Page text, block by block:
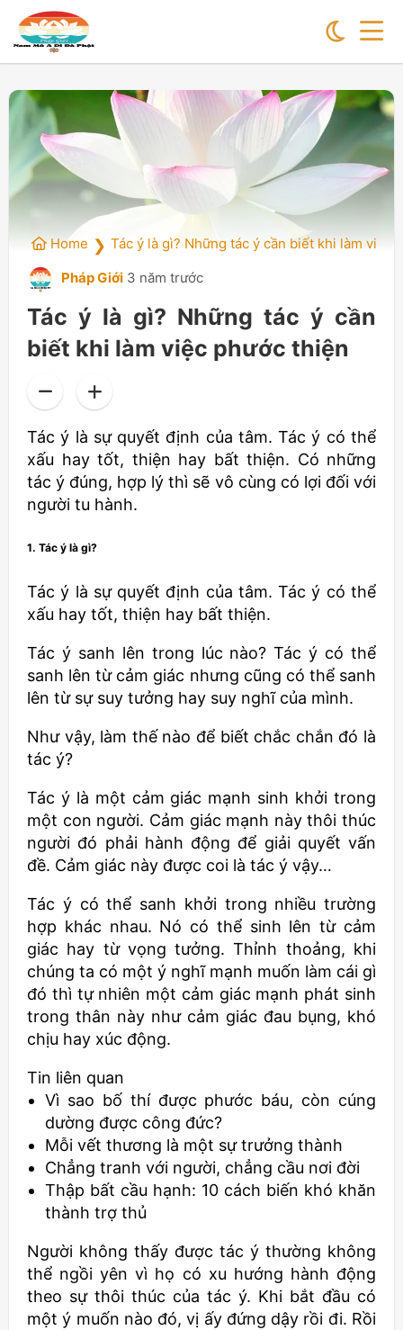
Home ❯ Tác ý là gì? Những tác ý cần biết khi làm việc
Pháp Giới 3 năm trước
Tác ý là gì? Những tác ý cần
biết khi làm việc phước thiện
Tác ý là sự quyết định của tâm. Tác ý có thể
xấu hay tốt, thiện hay bất thiện. Có những
tác ý đúng, hợp lý thì sẽ vô cùng có lợi đối với
người tu hành.
1. Tác ý là gì?
Tác ý là sự quyết định của tâm. Tác ý có thể
xấu hay tốt, thiện hay bất thiện.
Tác ý sanh lên trong lúc nào? Tác ý có thể
sanh lên từ cảm giác nhưng cũng có thể sanh
lên từ sự suy tưởng hay suy nghĩ của mình.
Như vậy, làm thế nào để biết chắc chắn đó là
tác ý?
Tác ý là một cảm giác mạnh sinh khởi trong
một con người. Cảm giác mạnh này thôi thúc
người đó phải hành động để giải quyết vấn
đề. Cảm giác này được coi là tác ý vậy…
Tác ý có thể sanh khởi trong nhiều trường
hợp khác nhau. Nó có thể sinh lên từ cảm
giác hay từ vọng tưởng. Thỉnh thoảng, khi
chúng ta có một ý nghĩ mạnh muốn làm cái gì
đó thì tự nhiên một cảm giác mạnh phát sinh
trong thân này như cảm giác đau bụng, khó
chịu hay xúc động.
Tin liên quan
Vì sao bố thí được phước báu, còn cúng
dường được công đức?
Mỗi vết thương là một sự trưởng thành
Chẳng tranh với người, chẳng cầu nơi đời
Thập bất cầu hạnh: 10 cách biến khó khăn
thành trợ thủ
Người không thấy được tác ý thường không
thể ngồi yên vì họ có xu hướng hành động
theo sự thôi thúc của tác ý. Khi bắt đầu có
một ý muốn nào đó, vị ấy đứng dậy rồi đi. Rồi